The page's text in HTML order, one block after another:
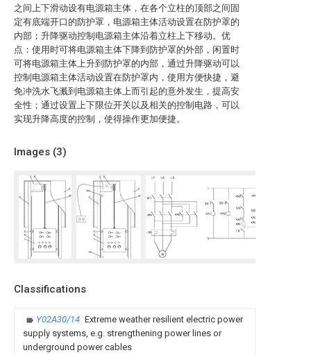
之间上下滑动设有电源箱主体，在各个立柱的顶部之间固
定有底端开口的防护罩，电源箱主体活动设置在防护罩的
内部；升降驱动控制电源箱主体沿着立柱上下移动。优
点：使用时可将电源箱主体下降到防护罩的外部，闲置时
可将电源箱主体上升到防护罩的内部，通过升降驱动可以
控制电源箱主体活动设置在防护罩内，使用方便快捷，避
免冲洗水飞溅到电源箱主体上而引起的意外发生，提高安
全性；通过设置上下限位开关以及相关的控制电路，可以
实现升降高度的控制，使得操作更加便捷。
Images (3)
Classifications
Y02A30/14 Extreme weather resilient electric power
supply systems, e.g. strengthening power lines or
underground power cables